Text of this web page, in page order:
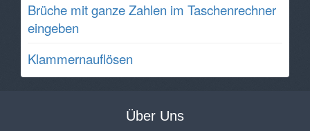
Brüche mit ganze Zahlen im Taschenrechner
eingeben
Klammernauflösen
Über Uns